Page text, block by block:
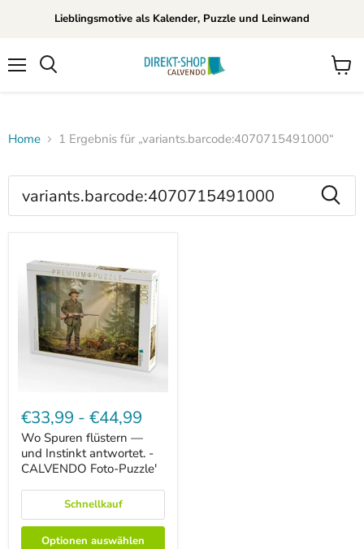
Lieblingsmotive als Kalender, Puzzle und Leinwand
Home 1 Ergebnis für „variants.barcode:4070715491000“
Suchergebnisse
für
Spuren
flüstern
—
und
Instinkt
antwortet.
-
CALVENDO
Foto-
Puzzle'
€33,99 - €44,99
Wo Spuren flüstern —
und Instinkt antwortet. -
CALVENDO Foto-Puzzle'
Schnellkauf
Optionen auswählen